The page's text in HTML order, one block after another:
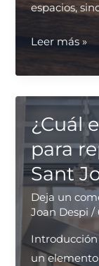
espacios,
¿Qué
tienen
buenas
opiniones
en
la
instalación
de
bombines
de
seguridad?
Leer más »
¿Cuál
para
Sant
Deja un
Joan Despi/
Introducción
un